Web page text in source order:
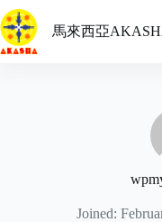
Skip
to
content
馬來西亞
Joined: